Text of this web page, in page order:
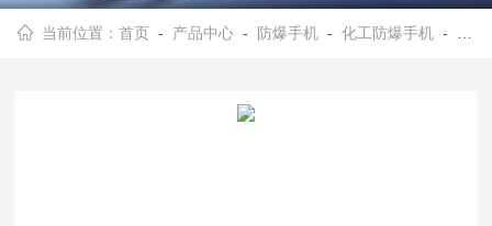
当前位置：首页 - 产品中心 - 防爆手机 -化工防爆手机 - 旭信/KTW399(5G)防爆手机/双屏设计